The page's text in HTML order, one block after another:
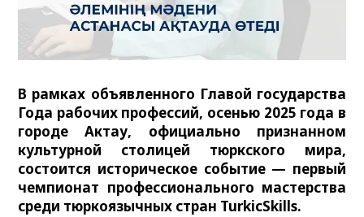
В рамках объявленного Главой государства
Года рабочих профессий, осенью 2025 года в
городе Актау, официально признанном
культурной столицей тюркского мира,
состоится историческое событие — первый
чемпионат профессионального мастерства
среди тюркоязычных стран TurkicSkills.